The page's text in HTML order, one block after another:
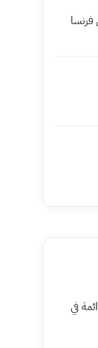
فرنسا
في